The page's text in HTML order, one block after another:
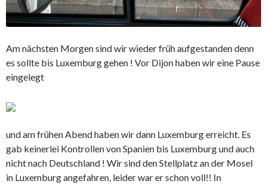
Am nächsten Morgen sind wir wieder früh aufgestanden denn
es sollte bis Luxemburg gehen ! Vor Dijon haben wir eine Pause
eingelegt
und am frühen Abend haben wir dann Luxemburg erreicht. Es
gab keinerlei Kontrollen von Spanien bis Luxemburg und auch
nicht nach Deutschland ! Wir sind den Stellplatz an der Mosel
in Luxemburg angefahren, leider war er schon voll!! In